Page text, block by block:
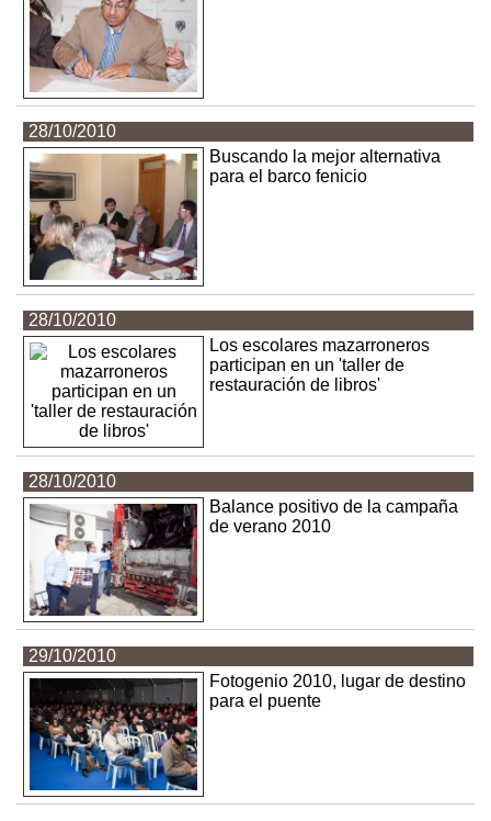
28/10/2010
Buscando la mejor alternativa
para el barco fenicio
28/10/2010
Los escolares mazarroneros
participan en un 'taller de
restauración de libros'
28/10/2010
Balance positivo de la campaña
de verano 2010
29/10/2010
Fotogenio 2010, lugar de destino
para el puente